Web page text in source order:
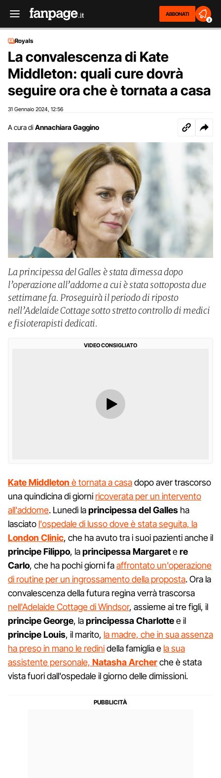
ABBONATI
2
Royals
La convalescenza di Kate
Middleton: quali cure dovrà
seguire ora che è tornata a casa
31 Gennaio 2024 12:56
A cura di Annachiara Gaggino
La principessa del Galles è stata dimessa dopo
l’operazione all’addome a cui è stata sottoposta due
settimane fa. Proseguirà il periodo di riposto
nell’Adelaide Cottage sotto stretto controllo di medici
e fisioterapisti dedicati.
VIDEO CONSIGLIATO
KateMiddleton è tornata a casadopo aver trascorso
una quindicina di giorni ricoverata per un intervento
all'addome. Lunedì laprincipessadelGalles ha
lasciato l'ospedale di lusso dove è stata seguita, la
London Clinic, che ha avuto tra i suoi pazienti anche il
principeFilippo, laprincipessaMargaretere
Carlo, che ha pochi giorni faaffrontato un'operazione
di routine per un ingrossamento della proposta. Ora la
convalescenza della futura regina verrà trascorsa
nell'Adelaide Cottage di Windsor, assieme ai tre figli, il
principeGeorge, laprincipessaCharlottee il
principeLouis, il marito, la madre, che in sua assenza
ha preso in mano le redinidella famiglia e la sua
assistente personale, NatashaArcherche è stata
vista fuori dall'ospedale il giorno delle dimissioni.